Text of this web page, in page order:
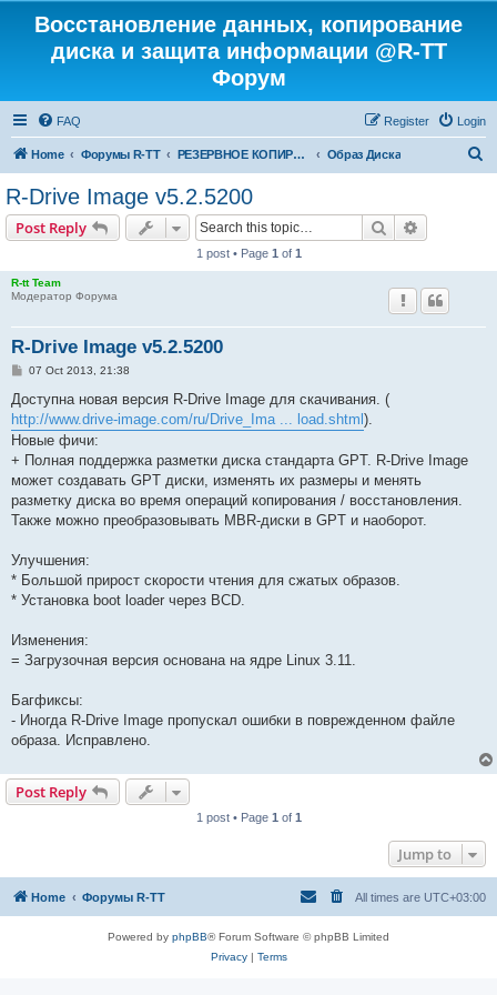
Восстановление данных, копирование
диска и защита информации @R-TT
Форум
FAQ Login
Register
Home Форумы R-TT РЕЗЕРВНОЕ КОПИРОВАНИЕ И ВОССТАНОВЛЕНИЕ СИСТЕМ Образ Диска
R-Drive Image v5.2.5200
Post Reply Search
1 post • Page 1 of 1
R-tt Team
Модератор Форума
R-Drive Image v5.2.5200
P
s
07 Oct 2013, 21:38
Доступна новая версия R-Drive Image для скачивания. (
http://www.drive-image.com/ru/Drive_Ima ... load.shtml ).
Новые фичи:
+ Полная поддержка разметки диска стандарта GPT. R-Drive Image
может создавать GPT диски, изменять их размеры и менять
разметку диска во время операций копирования / восстановления.
Также можно преобразовывать MBR-диски в GPT и наоборот.
Улучшения:
* Большой прирост скорости чтения для сжатых образов.
* Установка boot loader через BCD.
Изменения:
= Загрузочная версия основана на ядре Linux 3.11.
Багфиксы:
- Иногда R-Drive Image пропускал ошибки в поврежденном файле
образа. Исправлено.
Post Reply
1 post • Page 1 of 1
Jump to
Home Форумы R-TT All times are UTC+03:00
Powered by phpBB® Forum Software © phpBB Limited
Privacy| Terms